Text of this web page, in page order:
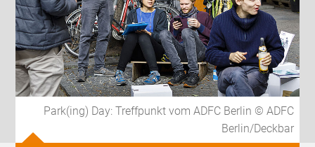
Park(ing) Day: Treffpunkt vom ADFC Berlin © ADFC
Berlin/Deckbar